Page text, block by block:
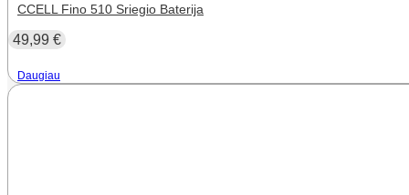
CCELL Fino 510 Sriegio Baterija
49,99 €
Daugiau